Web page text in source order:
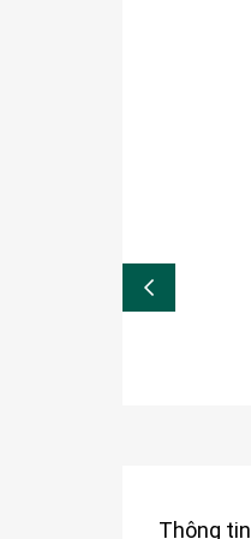
Thông tin